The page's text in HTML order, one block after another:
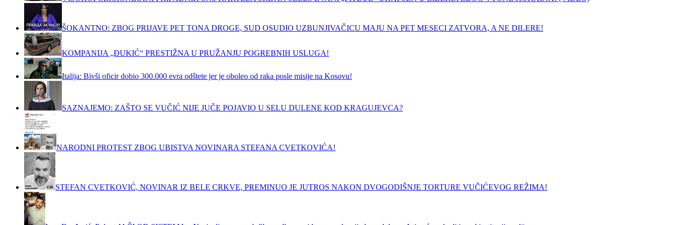
ŠOKANTNO: ZBOG PRIJAVE PET TONA DROGE, SUD OSUDIO UZBUNJIVAČICU MAJU NA PET MESECI ZATVORA, A NE DILERE!
KOMPANIJA „ĐUKIĆ“ PRESTIŽNA U PRUŽANJU POGREBNIH USLUGA!
Italija: Bivši oficir dobio 300.000 evra odštete jer je oboleo od raka posle misije na Kosovu!
SAZNAJEMO: ZAŠTO SE VUČIĆ NIJE JUČE POJAVIO U SELU DULENE KOD KRAGUJEVCA?
NARODNI PROTEST ZBOG UBISTVA NOVINARA STEFANA CVETKOVIĆA!
STEFAN CVETKOVIĆ, NOVINAR IZ BELE CRKVE, PREMINUO JE JUTROS NAKON DVOGODIŠNJE TORTURE VUČIĆEVOG REŽIMA!